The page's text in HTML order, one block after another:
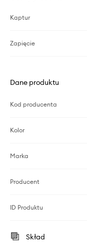
Kaptur
Zapięcie
Dane produktu
Kod producenta
Kolor
Marka
Producent
ID Produktu
Skład